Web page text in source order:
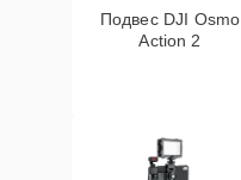
Подвес DJI Osmo
Action 2